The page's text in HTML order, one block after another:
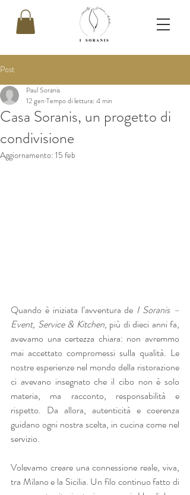
Post
Casa Soranis, un progetto di
condivisione
Paul Soranis
12 gen Tempo di lettura: 4 min
Aggiornamento: 15 feb
Quando è iniziata l’avventura de I Soranis –
Event, Service & Kitchen, più di dieci anni fa,
avevamo una certezza chiara: non avremmo
mai accettato compromessi sulla qualità. Le
nostre esperienze nel mondo della ristorazione
ci avevano insegnato che il cibo non è solo
materia, ma racconto, responsabilità e
rispetto. Da allora, autenticità e coerenza
guidano ogni nostra scelta, in cucina come nel
servizio.
Volevamo creare una connessione reale, viva,
tra Milano e la Sicilia. Un filo continuo fatto di